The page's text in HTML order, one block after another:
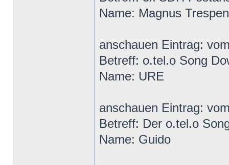
Name: Magnus
anschauen Eintrag:
Betreff: o.tel.o Song
Name: URE
anschauen Eintrag:
Betreff: Der o.tel.o
Name: Guido